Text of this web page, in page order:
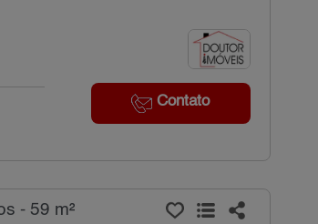
Contato
- 59 m²